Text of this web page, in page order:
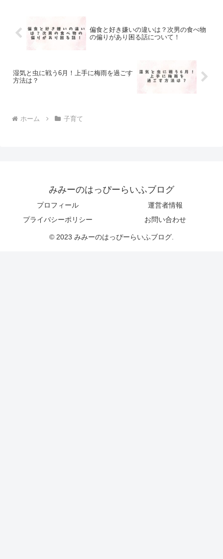
偏食と好き嫌いの違いは？次男の食べ物
の偏りがあり困る話について！
湿気と虫に戦う6月！上手に梅雨を過ごす
方法は？
ホーム 子育て
みみーのはっぴーらいふブログ
プロフィール
運営者情報
プライバシーポリシー
お問い合わせ
© 2023 みみーのはっぴーらいふブログ.